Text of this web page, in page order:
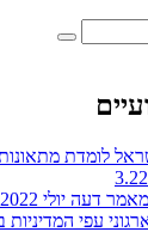
לומדת
אינג’ רומן פובולוצקי
עפי